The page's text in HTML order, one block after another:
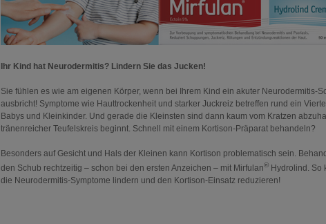
Ihr Kind hat Neurodermitis? Lindern Sie das Jucken!
Sie fühlen es wie am eigenen Körper, wenn bei Ihrem Kind ein akuter Neurodermitis-
ausbricht! Symptome wie Hauttrockenheit und starker Juckreiz betreffen rund ein
Babys und Kleinkinder. Und gerade die Kleinsten sind dann kaum vom Kratzen
tränenreicher Teufelskreis beginnt. Schnell mit einem Kortison-Präparat behandeln?
Besonders auf Gesicht und Hals der Kleinen kann Kortison problematisch sein.
den Schub rechtzeitig – schon bei den ersten Anzeichen – mit Mirfulan®Hydrolind. So
die Neurodermitis-Symptome lindern und den Kortison-Einsatz reduzieren!